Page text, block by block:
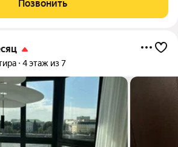
Позвонить
4 этаж из 7